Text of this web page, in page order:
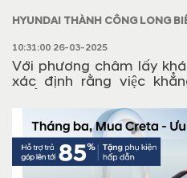
HYUNDAI THÀNH CÔNG LONG
“HƯỚNG DẪN SỬ DỤNG XE AN
10:31:00 26-03-2025
Với phương châm lấy
xác định rằng việc
của khách hàng là điều
Long Biên, chúng tôi
đều được trải nghiệm
được hướng dẫn vận